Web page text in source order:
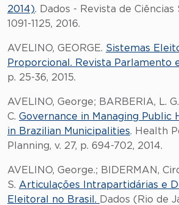
2014). Dados - Revista de Ciências
1091-1125, 2016.
AVELINO, GEORGE. Sistemas
Proporcional. Revista Parlamento
p. 25-36, 2015.
AVELINO, George; BARBERIA, L.
C. Governance in Managing Public
in Brazilian Municipalities. Health
Planning, v. 27, p. 694-702, 2014.
AVELINO, George.; BIDERMAN,
S. Articulações Intrapartidárias e
Eleitoral no Brasil. Dados (Rio de